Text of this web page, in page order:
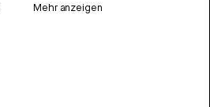
Mehr anzeigen